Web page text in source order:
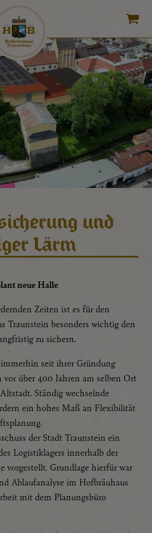
und
Lärm
neue Halle
Zeiten ist es für den
Traunstein besonders wichtig den
zu sichern.
seit ihrer Gründung
über 400 Jahren am selben Ort
Ständig wechselnde
ein hohes Maß an Flexibilität
der Stadt Traunstein ein
Logistiklagers innerhalb der
vorgestellt. Grundlage hierfür war
Ablaufanalyse im Hofbräuhaus
mit dem Planungsbüro